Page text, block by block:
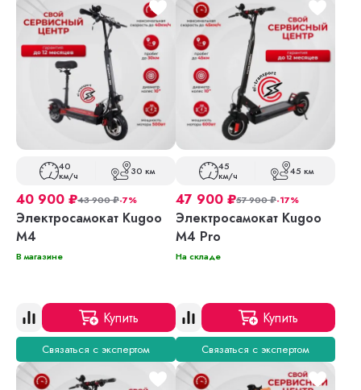
40
км/ч 30 км
40 900 ₽43 900₽-7%
Электросамокат Kugoo
M4
В магазине
Купить
Связаться с экспертом
45
км/ч 45 км
47 900 ₽57 900₽-17%
Электросамокат Kugoo
M4 Pro
На складе
Купить
Связаться с экспертом